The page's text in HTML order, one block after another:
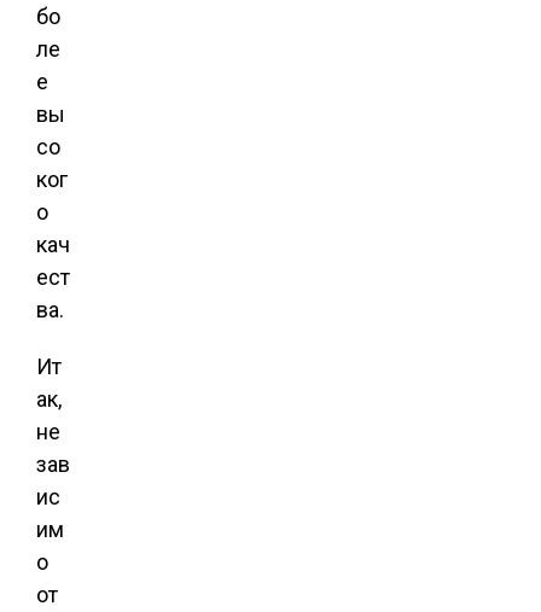
бо
ле
е
вы
со
ког
о
кач
ест
ва.
Ит
ак,
не
зав
ис
им
о
от